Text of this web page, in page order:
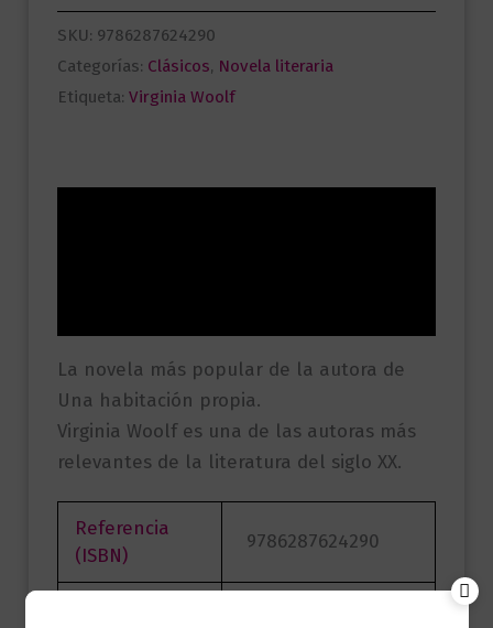
SKU: 9786287624290
Categorías: Clásicos, Novela literaria
Etiqueta: Virginia Woolf
La novela más popular de la autora de
Una habitación propia.
Virginia Woolf es una de las autoras más
relevantes de la literatura del siglo XX.
Referencia
(ISBN)
9786287624290